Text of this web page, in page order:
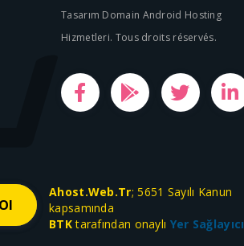
Tasarım Domain Android Hosting
Hizmetleri. Tous droits réservés.
Ahost.Web.Tr; 5651 Sayılı Kanun
kapsamında
BTKtarafından onaylı Yer Sağlayıcı